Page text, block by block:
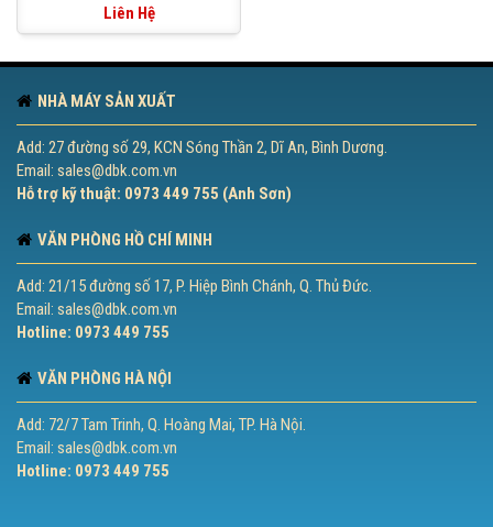
Liên Hệ
NHÀ MÁY SẢN XUẤT
Add: 27 đường số 29, KCN Sóng Thần 2, Dĩ An, Bình Dương.
Email: sales@dbk.com.vn
Hỗ trợ kỹ thuật: 0973 449 755 (Anh Sơn)
VĂN PHÒNG HỒ CHÍ MINH
Add: 21/15 đường số 17, P. Hiệp Bình Chánh, Q. Thủ Đức.
Email: sales@dbk.com.vn
Hotline: 0973 449 755
VĂN PHÒNG HÀ NỘI
Add: 72/7 Tam Trinh, Q. Hoàng Mai, TP. Hà Nội.
Email: sales@dbk.com.vn
Hotline: 0973 449 755